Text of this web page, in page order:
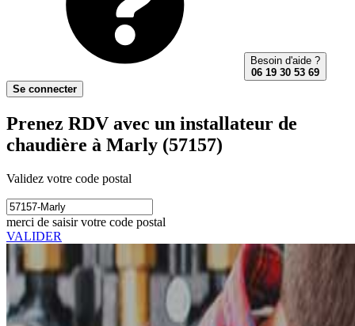
Besoin d'aide ?
06 19 30 53 69
Se connecter
Prenez RDV avec un installateur de
chaudière à Marly (57157)
Validez votre code postal
merci de saisir votre code postal
VALIDER